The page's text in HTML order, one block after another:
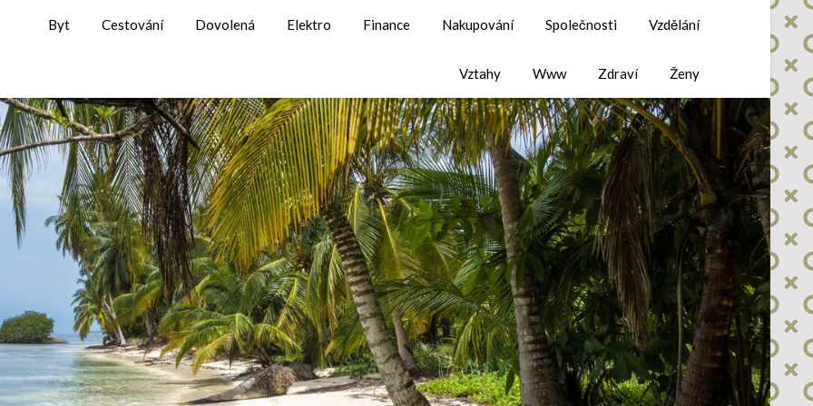
Byt Cestování Dovolená Elektro Finance Nakupování Společnosti Vzdělání
Vztahy Www Zdraví Ženy